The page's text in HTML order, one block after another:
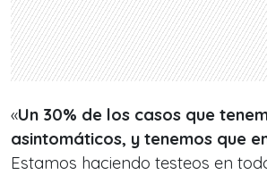
«Un 30% de los casos que
asintomáticos, y tenemos que
Estamos haciendo testeos en